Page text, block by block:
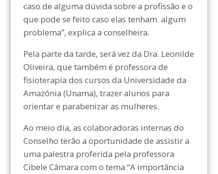
caso de alguma dúvida sobre a profissão e o
que pode se feito caso elas tenham algum
problema”, explica a conselheira.
Pela parte da tarde, será vez da Dra. Leonilde
Oliveira, que também é professora de
fisioterapia dos cursos da Universidade da
Amazônia (Unama), trazer alunos para
orientar e parabenizar as mulheres.
Ao meio dia, as colaboradoras internas do
Conselho terão a oportunidade de assistir a
uma palestra proferida pela professora
Cibele Câmara com o tema “A importância